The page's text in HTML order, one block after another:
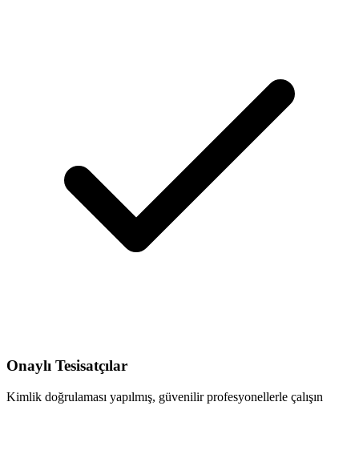
Onaylı Tesisatçılar
Kimlik doğrulaması yapılmış, güvenilir profesyonellerle çalışın